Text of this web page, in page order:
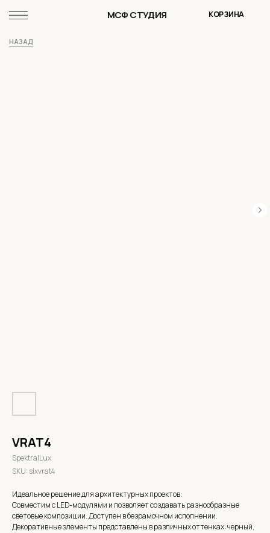
МСФ СТУДИЯ КОРЗИНА
НАЗАД
VRAT4
SpektralLux
SKU: slxvrat4
Идеальное решение для архитектурных проектов.
Совместим с LED-модулями и позволяет создавать разнообразные
световые композиции. Доступен в безрамочном исполнении.
Декоративные элементы представлены в различных оттенках: черный,